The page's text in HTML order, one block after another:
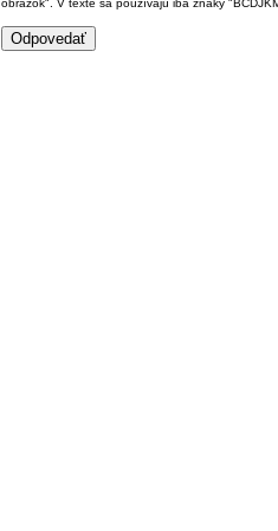
obrázok". V texte sa používajú iba znaky